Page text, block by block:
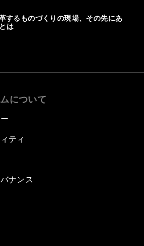
するものづくりの現場、その先にあ
は
について
ティ
ナンス